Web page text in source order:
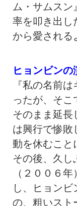
ム・サムス
率を叩き出し
から愛される
ヒョンビンの
『私の名前
ったが、そこ
そのまま延長
は興行で惨敗
動を休むこと
その後、久し
（２００６
し、ヒョン
の、粗いスト